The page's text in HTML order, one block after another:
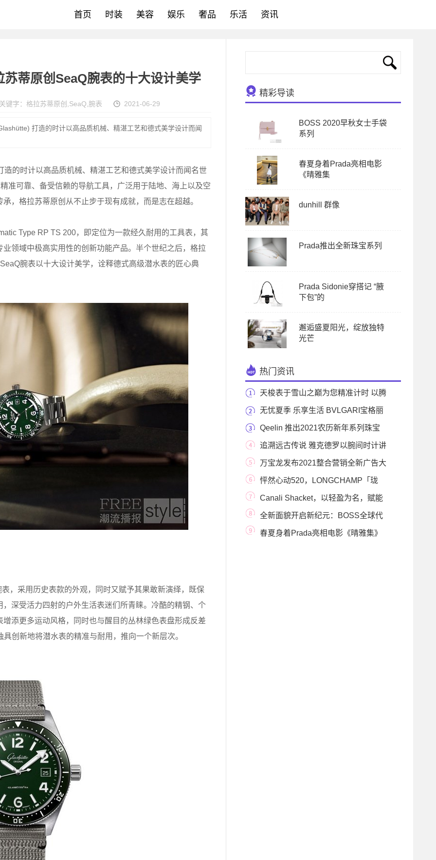
首页 时装 美容 娱乐 奢品 乐活 资讯
蒂原创SeaQ腕表的十大设计美学
键字： 格拉苏蒂原创 SeaQ 腕表 2021-06-29
打造的时计以高品质机械、精湛工艺和德式美学设计而闻
时计以高品质机械、精湛工艺和德式美学设计而闻名世
准可靠、备受信赖的导航工具，广泛用于陆地、海上以及空
，格拉苏蒂原创从不止步于现有成就，而是志在超越。
Type RP TS 200，即定位为一款经久耐用的工具表，其
领域中极高实用性的创新功能产品。半个世纪之后，格拉
腕表以十大设计美学，诠释德式高级潜水表的匠心典
采用历史表款的外观，同时又赋予其果敢新演绎，既保
深受活力四射的户外生活表迷们所青睐。冷酷的精钢、个
添更多运动风格，同时也与醒目的丛林绿色表盘形成反差
创新地将潜水表的精准与耐用，推向一个新层次。
精彩导读
BOSS 2020早秋女士手袋
系列
春夏身着Prada亮相电影
《晴雅集
dunhill 群像
Prada推出全新珠宝系列
Prada Sidonie穿搭记 “腋
下包”的
邂逅盛夏阳光，绽放独特
光芒
热门资讯
天梭表于雪山之巅为您精准计时 以腾
智系列腕表
无忧夏季 乐享生活 BVLGARI宝格丽
璀璨开启2020夏日
Qeelin 推出2021农历新年系列珠宝
追溯远古传说 雅克德罗以腕间时计讲
述中国故事
万宝龙发布2021整合营销全新广告大
片 全球品牌大
怦然心动520，LONGCHAMP「珑
骧」与你共度宠爱礼遇
Canali Shacket，以轻盈为名，赋能
男装剪裁新理念
全新面貌开启新纪元：BOSS全球代
言人李易峰演绎
春夏身着Prada亮相电影《晴雅集》